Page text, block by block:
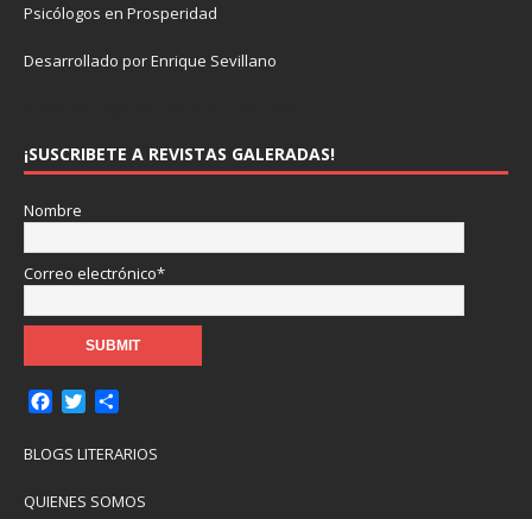
Psicólogos en Prosperidad
Desarrollado por Enrique Sevillano
¡SUSCRIBETE A REVISTAS GALERADAS!
Nombre
Correo electrónico*
c
b
i
t
m
a
BLOGS LITERARIOS
QUIENES SOMOS